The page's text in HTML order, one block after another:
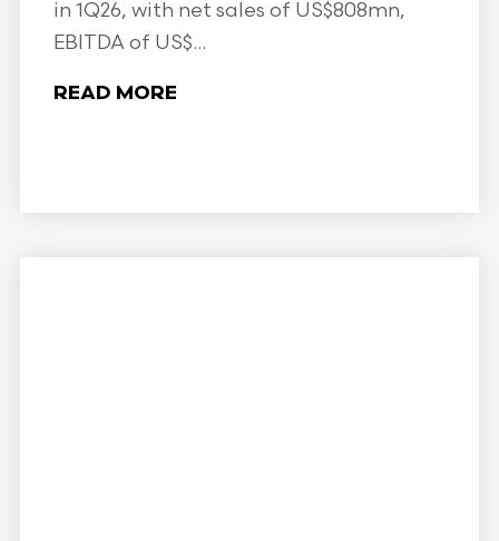
in 1Q26, with net sales of US$808mn,
EBITDA of US$...
READ MORE